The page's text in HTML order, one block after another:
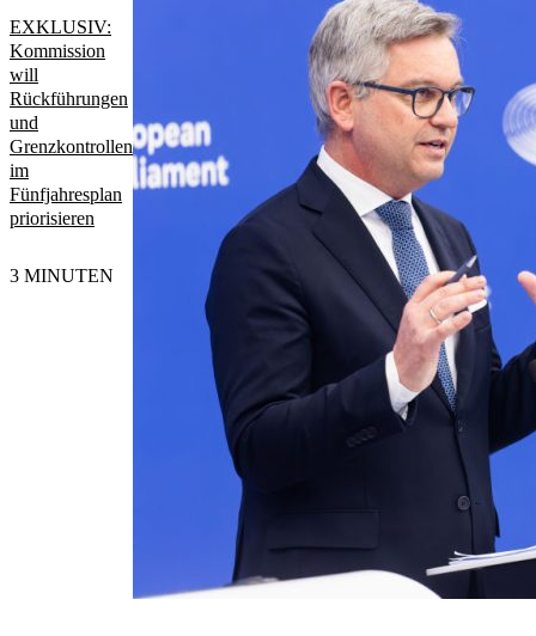
EXKLUSIV:
Kommission
will
Rückführungen
und
Grenzkontrollen
im
Fünfjahresplan
priorisieren
3 MINUTEN